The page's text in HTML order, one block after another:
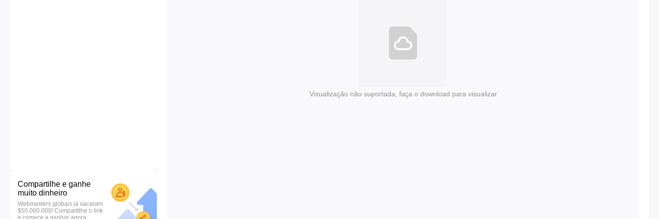
Compartilhe e ganhe
muito dinheiro
Webmasters globais já sacaram
$50.000.000! Compartilhe o link
e comece a ganhar agora.
Visualização não suportada, faça o download para visualizar